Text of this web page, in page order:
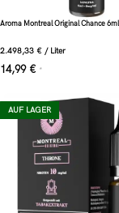
Aroma Montreal Original Chance
2.498,33 € / Liter
14,99 € *
AUF LAGER